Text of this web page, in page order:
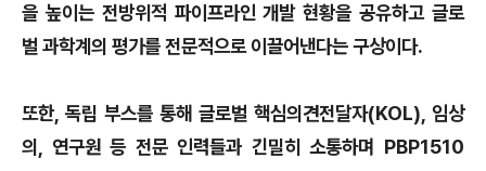
을 높이는 전방위적 파이프라인 개발 현황을 공유하고 글로
벌 과학계의 평가를 전문적으로 이끌어낸다는 구상이다.
또한, 독립 부스를 통해 글로벌 핵심의견전달자(KOL), 임상
의, 연구원 등 전문 인력들과 긴밀히 소통하며 PBP1510